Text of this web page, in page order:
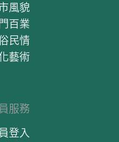
風貌
百業
民情
藝術
服務
登入